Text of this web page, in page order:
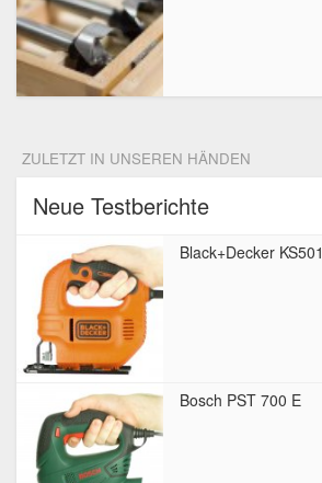
ZULETZT IN UNSEREN HÄNDEN
Neue Testberichte
Black+Decker KS501
Bosch PST 700 E